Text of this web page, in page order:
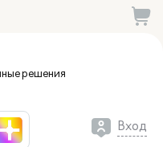
решения
Вход